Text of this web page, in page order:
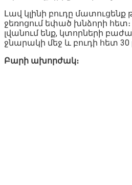
Լավ կլինի բուդը
ջեռոցում եփած խնձորի
լվանում ենք, կտորների
ջնարակի մեջ և բուդի հետ 30
Բարի ախորժակ։